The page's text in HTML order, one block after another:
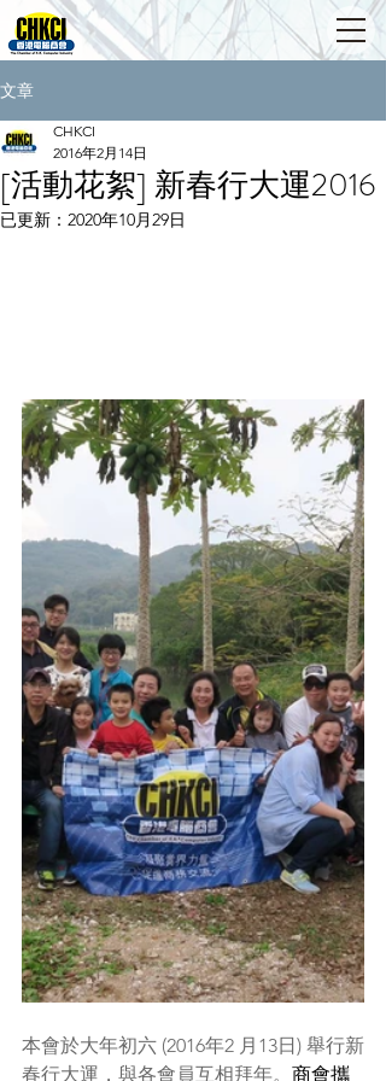
文章
[活動花絮] 新春行大運2016
CHKCI
2016年2月14日
已更新： 2020年10月29日
本會於大年初六 (2016年2 月13日) 舉行新
春行大運，與各會員互相拜年。 商會攜